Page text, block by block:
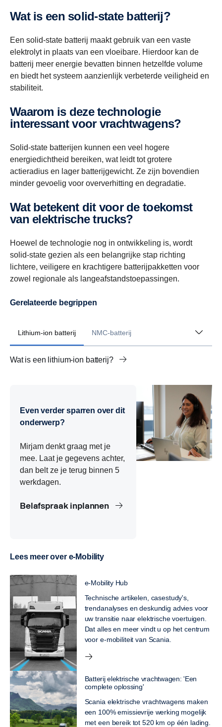
Wat is een solid-state batterij?
Een solid-state batterij maakt gebruik van een vaste
elektrolyt in plaats van een vloeibare. Hierdoor kan de
batterij meer energie bevatten binnen hetzelfde volume
en biedt het systeem aanzienlijk verbeterde veiligheid en
stabiliteit.
Waarom is deze technologie
interessant voor vrachtwagens?
Solid-state batterijen kunnen een veel hogere
energiedichtheid bereiken, wat leidt tot grotere
actieradius en lager batterijgewicht. Ze zijn bovendien
minder gevoelig voor oververhitting en degradatie.
Wat betekent dit voor de toekomst
van elektrische trucks?
Hoewel de technologie nog in ontwikkeling is, wordt
solid-state gezien als een belangrijke stap richting
lichtere, veiligere en krachtigere batterijpakketten voor
zowel regionale als langeafstandstoepassingen.
Gerelateerde begrippen
Lithium-ion batterij NMC-batterij
Wat is een lithium-ion batterij?
Even verder sparren over dit
onderwerp?
Mirjam denkt graag met je
mee. Laat je gegevens achter,
dan belt ze je terug binnen 5
werkdagen.
Belafspraak inplannen
Lees meer over e-Mobility
e-Mobility Hub
Technische artikelen, casestudy's,
trendanalyses en deskundig advies voor
uw transitie naar elektrische voertuigen.
Dat alles en meer vindt u op het centrum
voor e-mobiliteit van Scania.
Batterij elektrische vrachtwagen: 'Een
complete oplossing'
Scania elektrische vrachtwagens maken
een 100% emissievrije werking mogelijk
met een bereik tot 520 km op één lading.